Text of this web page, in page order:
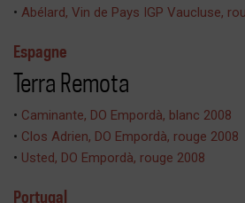
• Abélard, Vin de Pays IGP Vaucluse,
Espagne
Terra Remota
• Caminante, DO Empordà, blanc 2008
• Clos Adrien, DO Empordà, rouge 2008
• Usted, DO Empordà, rouge 2008
Portugal